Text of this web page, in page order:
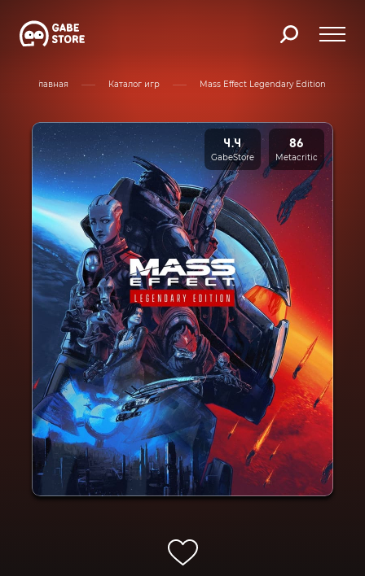
Главная Каталог игр Mass Effect Legendary Edition
4.4
GabeStore
86
Metacritic